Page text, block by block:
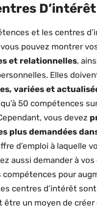
D’intérêt
et les centres
pouvez montrer
et relationnelles,
Elles
variées et
50 compétences
vous devez
plus demandées
d’emploi à laquelle
aussi demander à
compétences pour
centres d’intérêt
être un moyen de créer